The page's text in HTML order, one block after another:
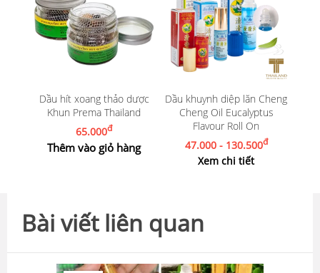
Dầu hít xoang thảo dược
Khun Prema Thailand
65.000đ
Thêm vào giỏ hàng
Dầu khuynh diệp lăn Cheng
Cheng Oil Eucalyptus
Flavour Roll On
47.000 - 130.500đ
Xem chi tiết
Bài viết liên quan